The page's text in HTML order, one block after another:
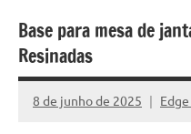
Como
Fazer
uma
mesas
resinadas,
onde
elegância
Base para mesa de
Resinadas
8 de junho de 2025
Nenhum